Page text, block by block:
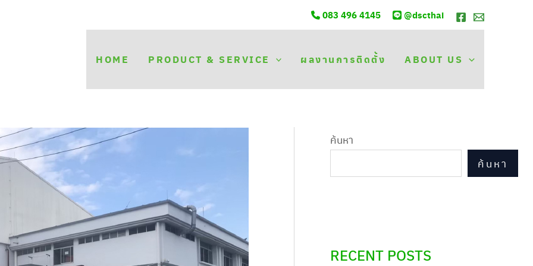
083 496 4145 @dscthai
HOME PRODUCT & SERVICE ผลงานการติดตั้ง ABOUT US
ค้นหา
ค้นหา
RECENT POSTS